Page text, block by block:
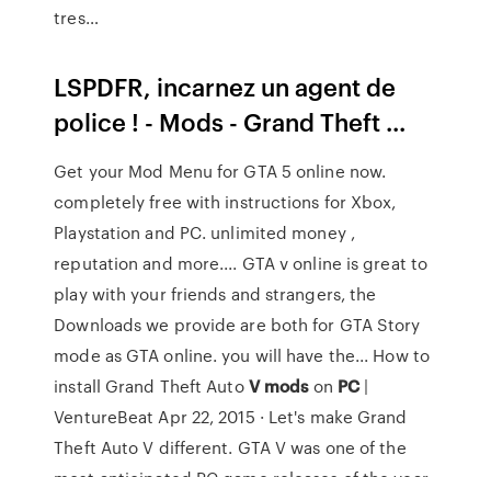
tres…
LSPDFR, incarnez un agent de
police ! - Mods - Grand Theft ...
Get your Mod Menu for GTA 5 online now.
completely free with instructions for Xbox,
Playstation and PC. unlimited money ,
reputation and more.... GTA v online is great to
play with your friends and strangers, the
Downloads we provide are both for GTA Story
mode as GTA online. you will have the... How to
install Grand Theft AutoV modson PC|
VentureBeat Apr 22, 2015 · Let's make Grand
Theft Auto V different. GTA V was one of the